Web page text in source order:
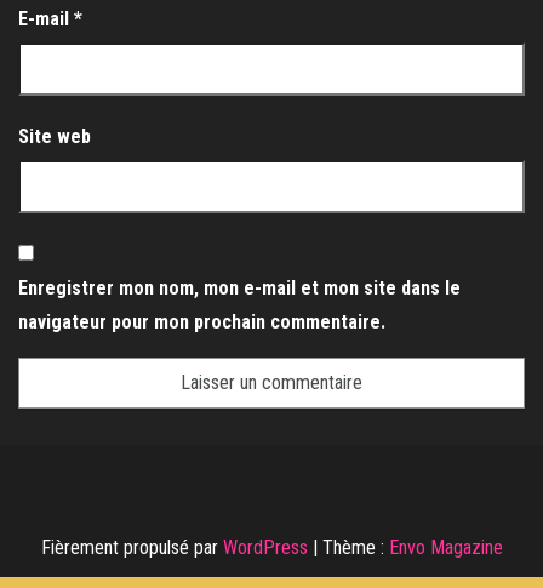
E-mail *
Site web
Enregistrer mon nom, mon e-mail et mon site dans le
navigateur pour mon prochain commentaire.
Fièrement propulsé par WordPress Thème : Envo Magazine